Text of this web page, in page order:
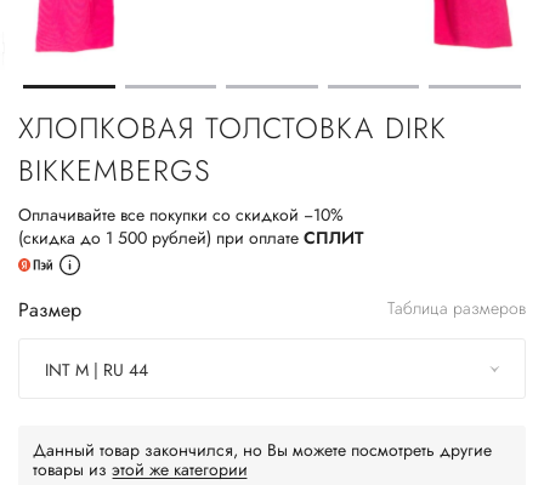
ХЛОПКОВАЯ ТОЛСТОВКА DIRK
BIKKEMBERGS
Оплачивайте все покупки со скидкой −10%
(скидка до 1 500 рублей) при оплате СПЛИТ
Размер Таблица размеров
INT M | RU 44
Данный товар закончился, но Вы можете посмотреть другие
товары из этой же категории